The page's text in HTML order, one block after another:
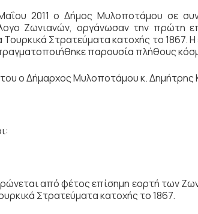
2011 ο Δήμος Μυλοποτάμου σε
Ζωνιανών, οργάνωσαν την πρώτη
Στρατεύματα κατοχής το 1867.
παρουσία πλήθους
ο Δήμαρχος Μυλοποτάμου κ. Δημήτρης
από φέτος επίσημη εορτή των
Στρατεύματα κατοχής το 1867.